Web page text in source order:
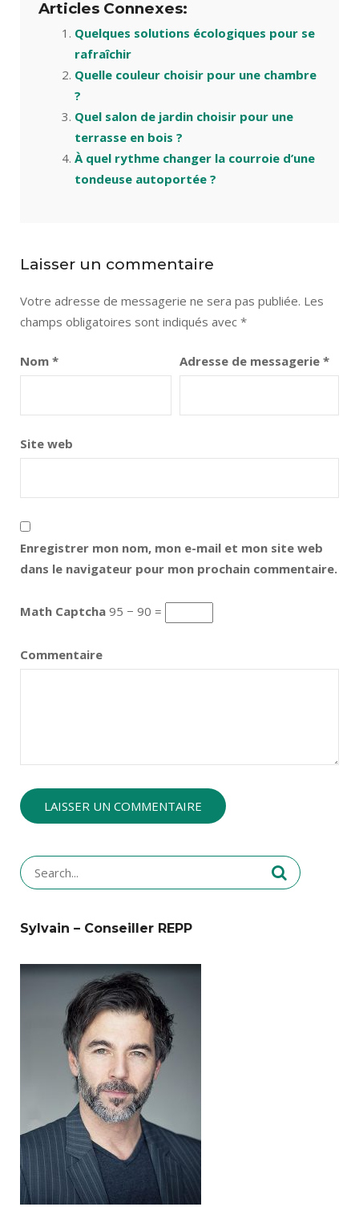
Articles Connexes:
Quelques solutions écologiques pour se
rafraîchir
Quelle couleur choisir pour une chambre
?
Quel salon de jardin choisir pour une
terrasse en bois ?
À quel rythme changer la courroie d’une
tondeuse autoportée ?
Laisser un commentaire
Votre adresse de messagerie ne sera pas publiée. Les
champs obligatoires sont indiqués avec *
Nom * Adresse de messagerie *
Site web
Enregistrer mon nom, mon e-mail et mon site web
dans le navigateur pour mon prochain commentaire.
Math Captcha 95 − 90 =
Commentaire
Search
for:
Sylvain – Conseiller REPP